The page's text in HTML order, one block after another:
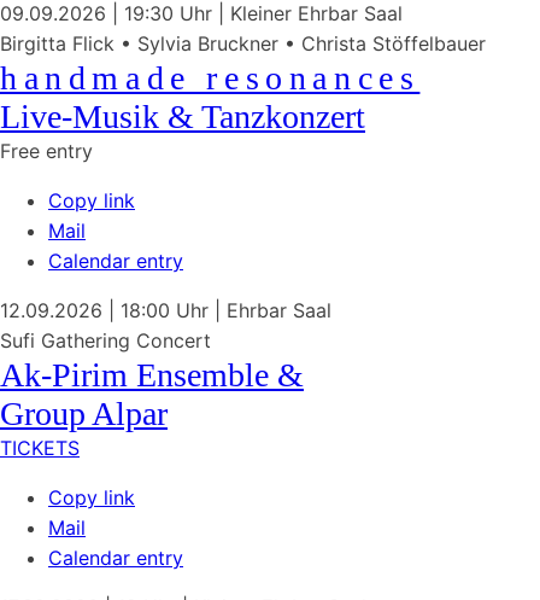
09.09.2026 | 19:30 Uhr
Kleiner Ehrbar Saal
Birgitta Flick • Sylvia Bruckner • Christa Stöffelbauer
handmade resonances
Live-Musik & Tanzkonzert
Free entry
Copy link
Mail
Calendar entry
12.09.2026 | 18:00 Uhr
Ehrbar Saal
Sufi Gathering Concert
Ak-Pirim Ensemble &
Group Alpar
TICKETS
Copy link
Mail
Calendar entry